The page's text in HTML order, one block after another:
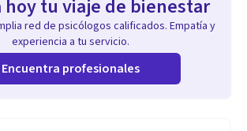
hoy tu viaje de bienestar
red de psicólogos calificados. Empatía y
experiencia a tu servicio.
Encuentra profesionales